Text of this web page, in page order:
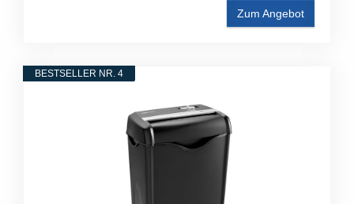
Zum Angebot
BESTSELLER NR. 4